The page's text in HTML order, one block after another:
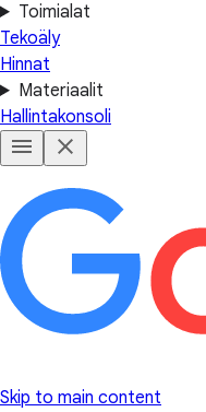
Toimialat
Tekoäly
Hinnat
Materiaalit
Hallintakonsoli
Skip to main content